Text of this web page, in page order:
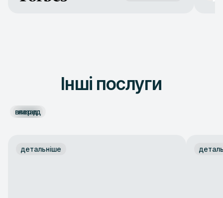
Інші послуги
назад
вперед
детальніше